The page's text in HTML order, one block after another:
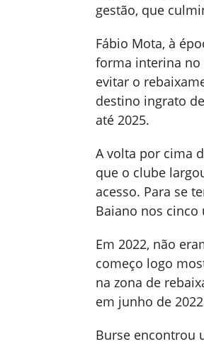
gestão, que
Fábio Mota, à
forma interina no
evitar o
destino ingrato
até 2025.
A volta por cima
que o clube
acesso. Para se
Baiano nos cinco
Em 2022, não
começo logo
na zona de
em junho de
Burse encontrou